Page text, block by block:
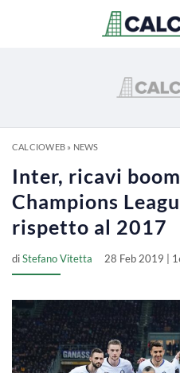
CALCIOWEB» NEWS
Inter, ricavi
Champions
rispetto al 2017
diStefano Vitetta 28 Feb 2019 |